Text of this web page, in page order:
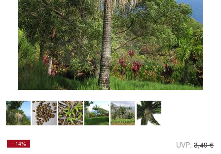
Doppelt antippen zum
vergrößern
- 14% UVP: 3,49 €